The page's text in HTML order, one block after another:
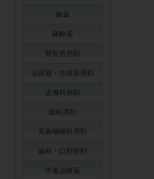
麻薬
麻酔薬
腎疾患用剤
泌尿器・生殖器用剤
皮膚科用剤
眼科用剤
耳鼻咽喉科用剤
歯科・口腔溶剤
中毒治療薬